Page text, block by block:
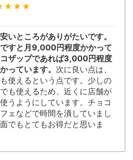
いところがありがたいです。
すと月9,000円程度かかって
ザップであれば3,000円程度
っています。 次に良い点は、
使えるという点です。少しの
も使えるため、近くに店舗が
うようにしています。チョコ
ェなどで時間を潰していまし
でもとてもお得だと思いま